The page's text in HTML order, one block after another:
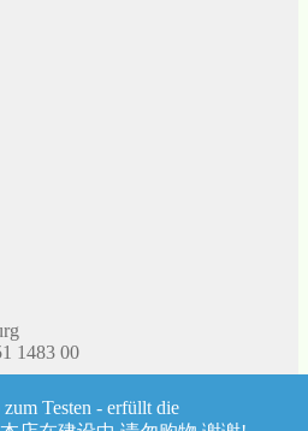
1483 00
Testen - erfüllt die